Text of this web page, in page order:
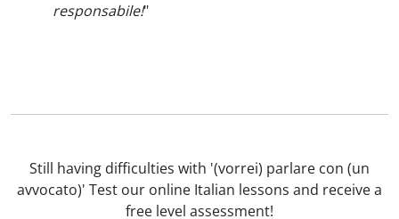
responsabile!"
Still having difficulties with '(vorrei) parlare con (un
avvocato)' Test our online Italian lessons and receive a
free level assessment!